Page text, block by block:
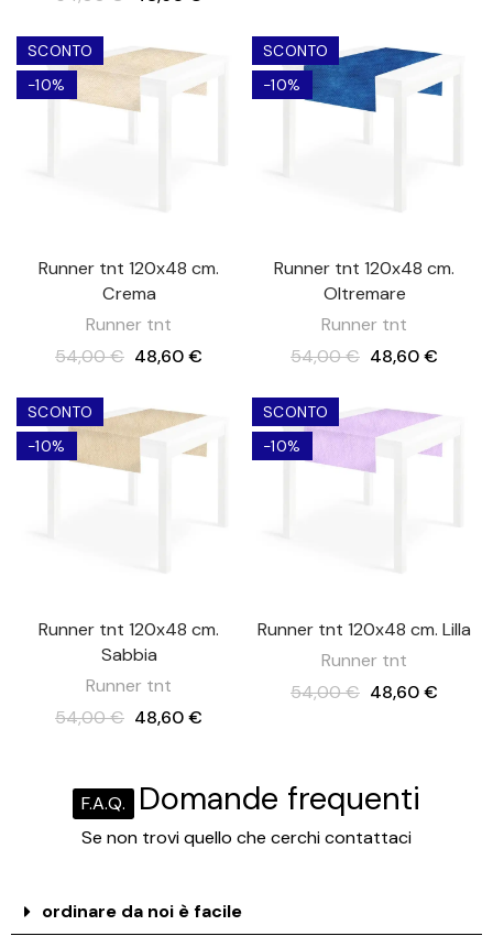
SCONTO
-10%
Runner tnt 120x48 cm.
Crema
Runner tnt
54,00 € 48,60 €
SCONTO
-10%
Runner tnt 120x48 cm.
Oltremare
Runner tnt
54,00 € 48,60 €
SCONTO
-10%
Runner tnt 120x48 cm.
Sabbia
Runner tnt
54,00 € 48,60 €
SCONTO
-10%
Runner tnt 120x48 cm. Lilla
Runner tnt
54,00 € 48,60 €
F.A.Q. Domande frequenti
Se non trovi quello che cerchi contattaci
ordinare da noi è facile